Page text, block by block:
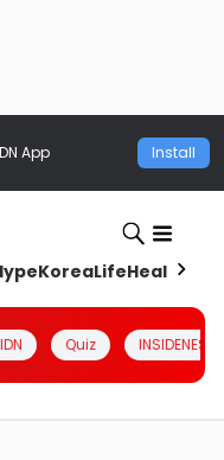
App Install
KoreaLifeHealth
Quiz INSIDENESIA